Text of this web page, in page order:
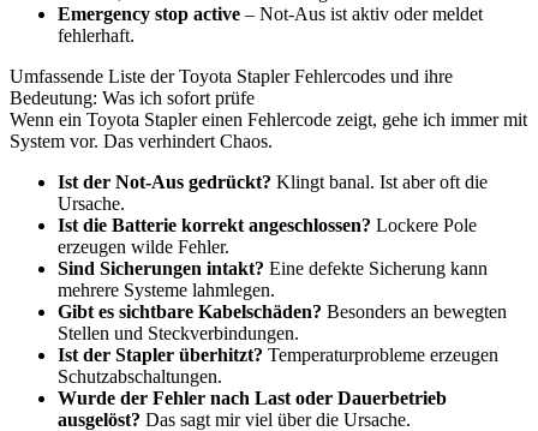
Emergency stop active – Not-Aus ist aktiv oder meldet
fehlerhaft.
Umfassende Liste der Toyota Stapler Fehlercodes und ihre
Bedeutung: Was ich sofort prüfe
Wenn ein Toyota Stapler einen Fehlercode zeigt, gehe ich immer mit
System vor. Das verhindert Chaos.
Ist der Not-Aus gedrückt? Klingt banal. Ist aber oft die
Ursache.
Ist die Batterie korrekt angeschlossen? Lockere Pole
erzeugen wilde Fehler.
Sind Sicherungen intakt? Eine defekte Sicherung kann
mehrere Systeme lahmlegen.
Gibt es sichtbare Kabelschäden? Besonders an bewegten
Stellen und Steckverbindungen.
Ist der Stapler überhitzt? Temperaturprobleme erzeugen
Schutzabschaltungen.
Wurde der Fehler nach Last oder Dauerbetrieb
ausgelöst? Das sagt mir viel über die Ursache.